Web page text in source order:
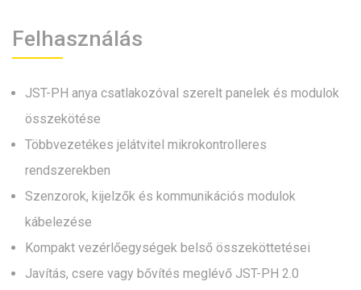
Felhasználás
JST-PH anya csatlakozóval szerelt panelek és modulok
összekötése
Többvezetékes jelátvitel mikrokontrolleres
rendszerekben
Szenzorok, kijelzők és kommunikációs modulok
kábelezése
Kompakt vezérlőegységek belső összeköttetései
Javítás, csere vagy bővítés meglévő JST-PH 2.0